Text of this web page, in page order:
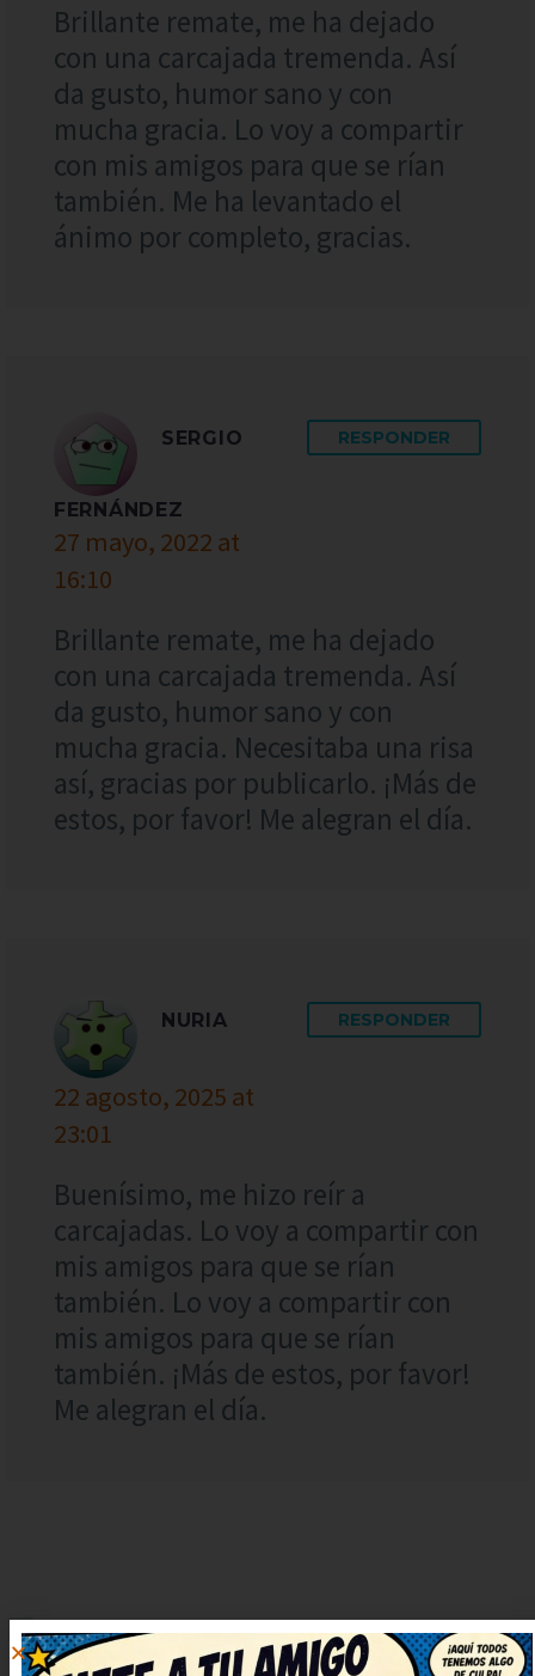
Brillante remate, me ha dejado
con una carcajada tremenda. Así
da gusto, humor sano y con
mucha gracia. Lo voy a compartir
con mis amigos para que se rían
también. Me ha levantado el
ánimo por completo, gracias.
SERGIO
FERNÁNDEZ
27 mayo, 2022 at
16:10
RESPONDER
Brillante remate, me ha dejado
con una carcajada tremenda. Así
da gusto, humor sano y con
mucha gracia. Necesitaba una risa
así, gracias por publicarlo. ¡Más de
estos, por favor! Me alegran el día.
NURIA
22 agosto, 2025 at
23:01
RESPONDER
Buenísimo, me hizo reír a
carcajadas. Lo voy a compartir con
mis amigos para que se rían
también. Lo voy a compartir con
mis amigos para que se rían
también. ¡Más de estos, por favor!
Me alegran el día.
DEJARUN